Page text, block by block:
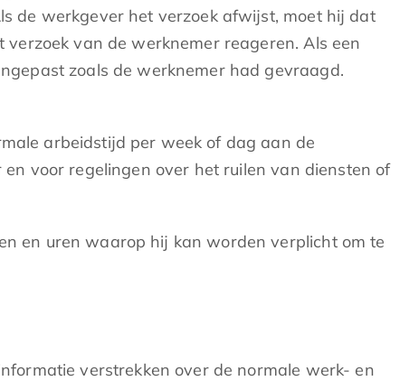
de werkgever het verzoek afwijst, moet hij dat
van de werknemer reageren. Als een
zoals de werknemer had gevraagd.
arbeidstijd per week of dag aan de
voor regelingen over het ruilen van diensten of
en uren waarop hij kan worden verplicht om te
verstrekken over de normale werk- en